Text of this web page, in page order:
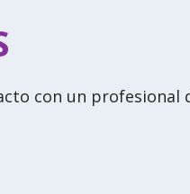
con un profesional